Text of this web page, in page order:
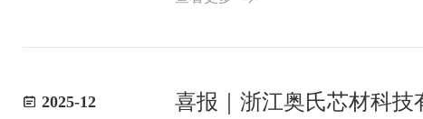
动发声、深度参...
2025-12 喜报｜浙江奥氏芯材科技